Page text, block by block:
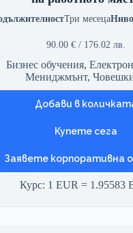
Три месецаНиво
90.00 € / 176.02 лв.
Бизнес обучения,
Мениджмънт,
Добави в
Заявете корпоративна
Курс: 1 EUR = 1.95583